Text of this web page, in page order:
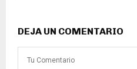
DEJA UN COMENTARIO